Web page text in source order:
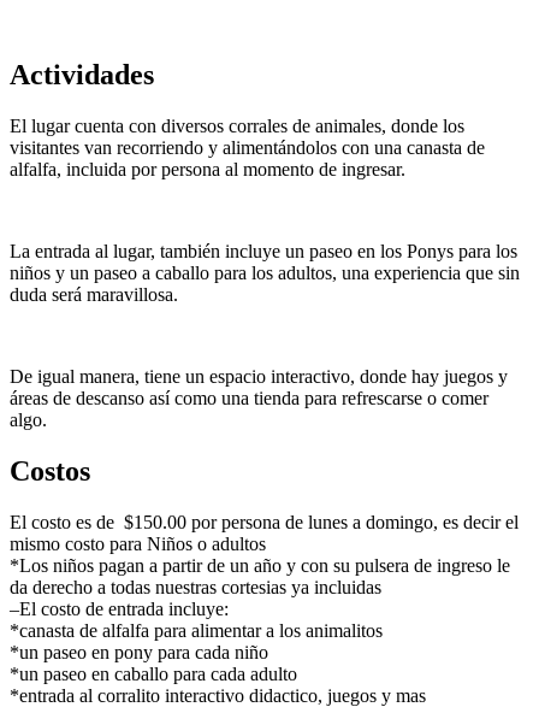
Actividades
El lugar cuenta con diversos corrales de animales, donde los
visitantes van recorriendo y alimentándolos con una canasta de
alfalfa, incluida por persona al momento de ingresar.
La entrada al lugar, también incluye un paseo en los Ponys para los
niños y un paseo a caballo para los adultos, una experiencia que sin
duda será maravillosa.
De igual manera, tiene un espacio interactivo, donde hay juegos y
áreas de descanso así como una tienda para refrescarse o comer
algo.
Costos
El costo es de $150.00 por persona de lunes a domingo, es decir el
mismo costo para Niños o adultos
*Los niños pagan a partir de un año y con su pulsera de ingreso le
da derecho a todas nuestras cortesias ya incluidas
–El costo de entrada incluye:
*canasta de alfalfa para alimentar a los animalitos
*un paseo en pony para cada niño
*un paseo en caballo para cada adulto
*entrada al corralito interactivo didactico, juegos y mas